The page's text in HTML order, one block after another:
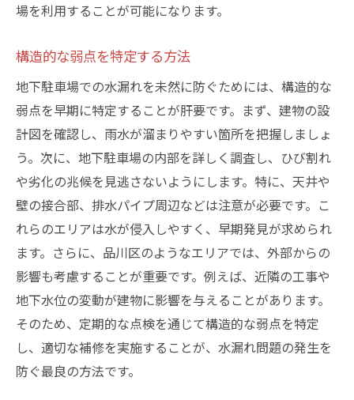
場を利用することが可能になります。
構造的な弱点を特定する方法
地下駐車場での水漏れを未然に防ぐためには、構造的な
弱点を早期に特定することが肝要です。まず、建物の設
計図を確認し、雨水が溜まりやすい箇所を把握しましょ
う。次に、地下駐車場の内部を詳しく調査し、ひび割れ
や劣化の兆候を見逃さないようにします。特に、天井や
壁の接合部、排水パイプ周辺などは注意が必要です。こ
れらのエリアは水が侵入しやすく、早期発見が求められ
ます。さらに、品川区のようなエリアでは、外部からの
影響も考慮することが重要です。例えば、近隣の工事や
地下水位の変動が建物に影響を与えることがあります。
そのため、定期的な点検を通じて構造的な弱点を特定
し、適切な補修を実施することが、水漏れ問題の発生を
防ぐ最良の方法です。